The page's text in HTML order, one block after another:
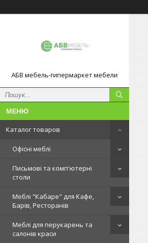
АБВ мебель-гипермаркет мебели
Каталог товаров
Офісні меблі
Письмові та комп'ютерні
столи
Меблі "Кабаре" для Кафе,
Барів, Ресторанів
Меблі для перукарень та
салонів краси